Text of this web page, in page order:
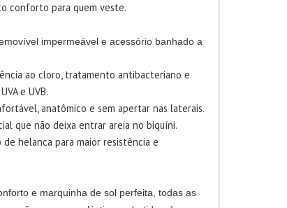
conforto para quem veste.
impermeável e acessório banhado a
ao cloro, tratamento antibacteriano e
e UVB.
anatômico e sem apertar nas laterais.
que não deixa entrar areia no biquíni.
de helanca para maior resistência e
e marquinha de sol perfeita, todas as